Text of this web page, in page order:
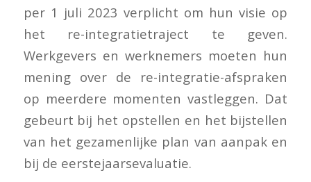
per 1 juli 2023 verplicht om hun visie op
het re-integratietraject te geven.
Werkgevers en werknemers moeten hun
mening over de re-integratie-afspraken
op meerdere momenten vastleggen. Dat
gebeurt bij het opstellen en het bijstellen
van het gezamenlijke plan van aanpak en
bij de eerstejaarsevaluatie.